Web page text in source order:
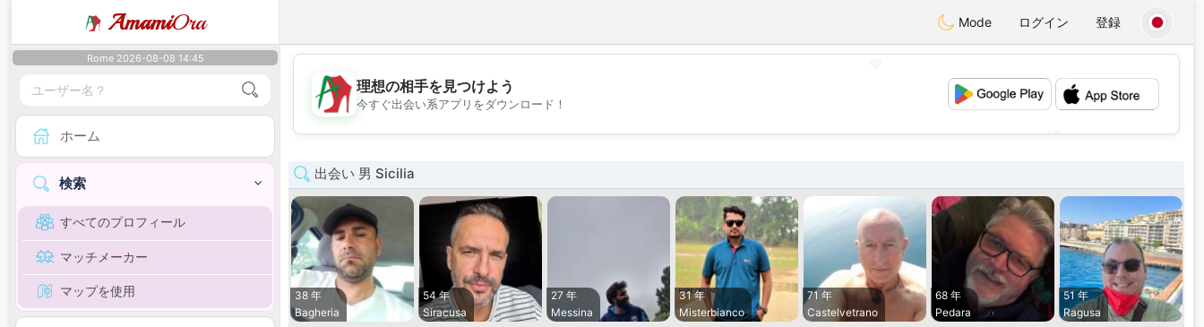
AmamiOra Mode ログイン 登録
Rome 2026-08-08 14:45
ホーム
検索
すべてのプロフィール
マッチメーカー
マップを使用
💖
💕
理想の相手を見つけよう
今すぐ出会い系アプリをダウンロード！
出会い 男 Sicilia
38 年
Bagheria
54 年
Siracusa
27 年
Messina
31 年
Misterbianco
71 年
Castelvetrano
68 年
Pedara
51 年
Ragusa